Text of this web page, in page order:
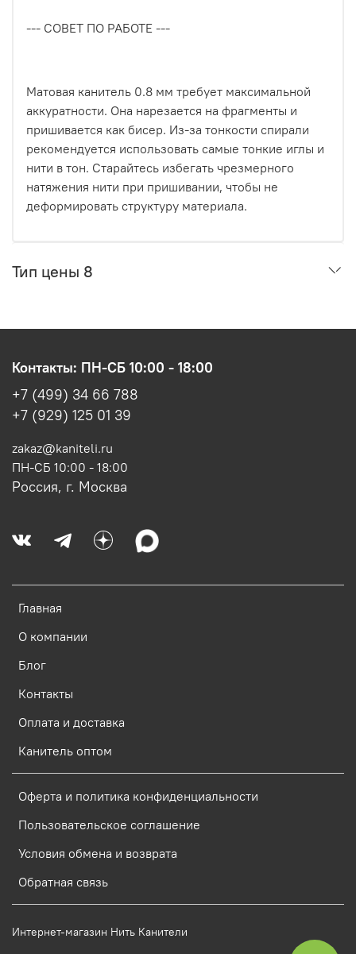
--- СОВЕТ ПО РАБОТЕ ---
Матовая канитель 0.8 мм требует максимальной
аккуратности. Она нарезается на фрагменты и
пришивается как бисер. Из-за тонкости спирали
рекомендуется использовать самые тонкие иглы и
нити в тон. Старайтесь избегать чрезмерного
натяжения нити при пришивании, чтобы не
деформировать структуру материала.
Тип цены 8
Главная
О компании
Блог
Контакты
Оплата и доставка
Канитель оптом
Оферта и политика конфиденциальности
Пользовательское соглашение
Условия обмена и возврата
Обратная связь
Контакты: ПН-СБ 10:00 - 18:00
+7 (499) 34 66 788
+7 (929) 125 01 39
zakaz@kaniteli.ru
ПН-СБ 10:00 - 18:00
Россия, г. Москва
Интернет-магазин Нить Канители